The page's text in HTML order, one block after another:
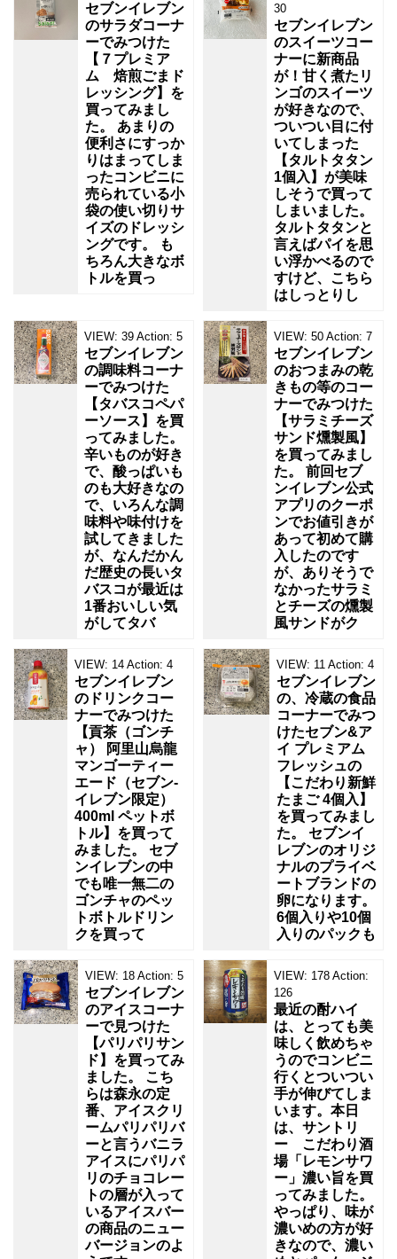
セブンイレブン
のサラダコーナ
ーでみつけた
【７プレミア
ム 焙煎ごまド
レッシング】を
買ってみまし
た。 あまりの
便利さにすっか
りはまってしま
ったコンビニに
売られている小
袋の使い切りサ
イズのドレッシ
ングです。 も
ちろん大きなボ
トルを買っ
30
セブンイレブン
のスイーツコー
ナーに新商品
が！甘く煮たリ
ンゴのスイーツ
が好きなので、
ついつい目に付
いてしまった
【タルトタタン
1個入】が美味
しそうで買って
しまいました。
タルトタタンと
言えばパイを思
い浮かべるので
すけど、こちら
はしっとりし
VIEW: 39 Action: 5
セブンイレブン
の調味料コーナ
ーでみつけた
【タバスコペパ
ーソース】を買
ってみました。
辛いものが好き
で、酸っぱいも
のも大好きなの
で、いろんな調
味料や味付けを
試してきました
が、なんだかん
だ歴史の長いタ
バスコが最近は
1番おいしい気
がしてタバ
VIEW: 50 Action: 7
セブンイレブン
のおつまみの乾
きもの等のコー
ナーでみつけた
【サラミチーズ
サンド燻製風】
を買ってみまし
た。 前回セブ
ンイレブン公式
アプリのクーポ
ンでお値引きが
あって初めて購
入したのです
が、ありそうで
なかったサラミ
とチーズの燻製
風サンドがク
VIEW: 14 Action: 4
セブンイレブン
のドリンクコー
ナーでみつけた
【貢茶（ゴンチ
ャ） 阿里山烏龍
マンゴーティー
エード（セブン‐
イレブン限定）
400ml ペットボ
トル】を買って
みました。 セブ
ンイレブンの中
でも唯一無二の
ゴンチャのペッ
トボトルドリン
クを買って
VIEW: 11 Action: 4
セブンイレブン
の、冷蔵の食品
コーナーでみつ
けたセブン&ア
イ プレミアム
フレッシュの
【こだわり新鮮
たまご 4個入】
を買ってみまし
た。 セブンイ
レブンのオリジ
ナルのプライベ
ートブランドの
卵になります。
6個入りや10個
入りのパックも
VIEW: 18 Action: 5
セブンイレブン
のアイスコーナ
ーで見つけた
【パリパリサン
ド】を買ってみ
ました。 こち
らは森永の定
番、アイスクリ
ームパリパリバ
ーと言うバニラ
アイスにパリパ
リのチョコレー
トの層が入って
いるアイスバー
の商品のニュー
バージョンのよ
VIEW: 178 Action:
126
最近の酎ハイ
は、とっても美
味しく飲めちゃ
うのでコンビニ
行くとついつい
手が伸びてしま
います。本日
は、サントリ
ー こだわり酒
場「レモンサワ
ー」濃い旨を買
ってみました。
やっぱり、味が
濃いめの方が好
きなので、濃い